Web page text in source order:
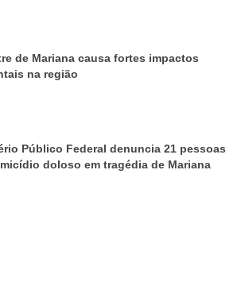
de Mariana causa fortes impactos
na região
Público Federal denuncia 21 pessoas
doloso em tragédia de Mariana